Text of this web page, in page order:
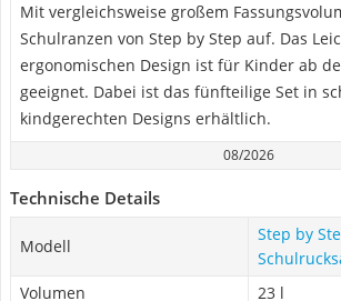
Mit vergleichsweise großem
Schulranzen von Step by Step auf. Das
ergonomischen Design ist für Kinder ab
geeignet. Dabei ist das fünfteilige Set in
kindgerechten Designs erhältlich.
08/2026
Technische Details
Modell
Step by
Volumen
23 l